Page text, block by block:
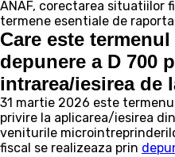
ANAF, corectarea situatiilor
termene esentiale de
Care este
depunere a D 700
intrarea/iesirea de
31 martie 2026 este
privire la aplicarea/iesirea
veniturile
fiscal se realizeaza prin